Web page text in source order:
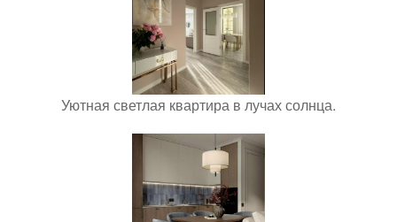
Уютная светлая квартира в лучах солнца.